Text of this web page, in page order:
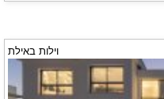
וילות באילת